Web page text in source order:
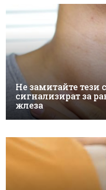
Не замитайте
сигнализират за
жлеза